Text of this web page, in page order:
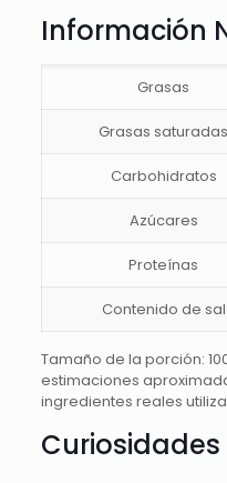
Información
Grasas
Grasas saturadas
Carbohidratos
Azúcares
Proteínas
Contenido de sal
Tamaño de la porción:
estimaciones
ingredientes reales
Curiosidades